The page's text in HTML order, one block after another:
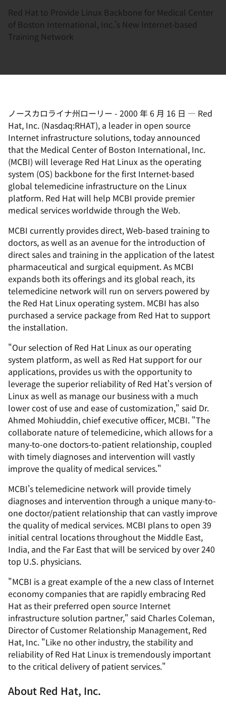
Red Hat to Provide Linux Backbone for Medical Center
of Boston International, Inc.'s New Internet-based
Training Network
ノースカロライナ州ローリー - 2000 年 6 月 16 日 — Red
Hat, Inc. (Nasdaq:RHAT), a leader in open source
Internet infrastructure solutions, today announced
that the Medical Center of Boston International, Inc.
(MCBI) will leverage Red Hat Linux as the operating
system (OS) backbone for the first Internet-based
global telemedicine infrastructure on the Linux
platform. Red Hat will help MCBI provide premier
medical services worldwide through the Web.
MCBI currently provides direct, Web-based training to
doctors, as well as an avenue for the introduction of
direct sales and training in the application of the latest
pharmaceutical and surgical equipment. As MCBI
expands both its offerings and its global reach, its
telemedicine network will run on servers powered by
the Red Hat Linux operating system. MCBI has also
purchased a service package from Red Hat to support
the installation.
"Our selection of Red Hat Linux as our operating
system platform, as well as Red Hat support for our
applications, provides us with the opportunity to
leverage the superior reliability of Red Hat's version of
Linux as well as manage our business with a much
lower cost of use and ease of customization," said Dr.
Ahmed Mohiuddin, chief executive officer, MCBI. "The
collaborate nature of telemedicine, which allows for a
many-to-one doctors-to-patient relationship, coupled
with timely diagnoses and intervention will vastly
improve the quality of medical services."
MCBI's telemedicine network will provide timely
diagnoses and intervention through a unique many-to-
one doctor/patient relationship that can vastly improve
the quality of medical services. MCBI plans to open 39
initial central locations throughout the Middle East,
India, and the Far East that will be serviced by over 240
top U.S. physicians.
"MCBI is a great example of the a new class of Internet
economy companies that are rapidly embracing Red
Hat as their preferred open source Internet
infrastructure solution partner," said Charles Coleman,
Director of Customer Relationship Management, Red
Hat, Inc. "Like no other industry, the stability and
reliability of Red Hat Linux is tremendously important
to the critical delivery of patient services."
About Red Hat, Inc.